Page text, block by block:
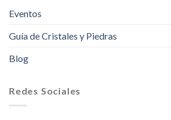
Eventos
Guía de Cristales y Piedras
Blog
Redes Sociales